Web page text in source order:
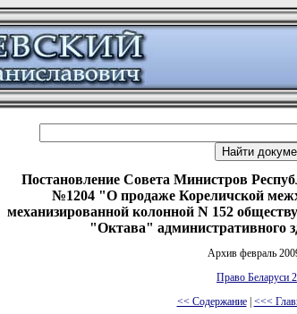
Постановление Совета Министров
№1204 "О продаже Кореличской
механизированной колонной N 152
"Октава" административного
Архив февраль
Право Беларуси
<< Содержание| <<<